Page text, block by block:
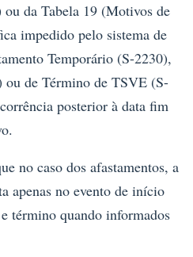
da Tabela 19 (Motivos de
impedido pelo sistema de
Temporário (S-2230),
ou de Término de TSVE (S-
posterior à data fim
no caso dos afastamentos, a
apenas no evento de início
término quando informados